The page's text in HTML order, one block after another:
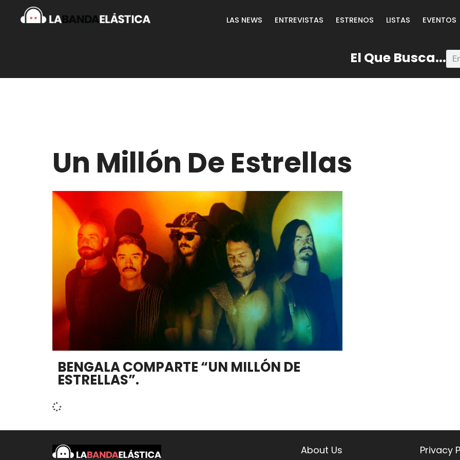
LAS NEWS ENTREVISTAS ESTRENOS LISTAS EVENTOS
El Que Busca...
Un Millón De Estrellas
BENGALA COMPARTE “UN MILLÓN DE
ESTRELLAS”.
About Us
Privacy